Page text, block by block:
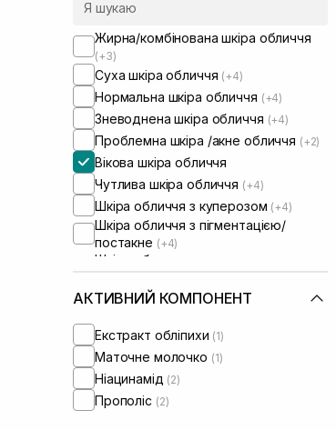
Жирна/комбінована шкіра обличчя
(+3)
Суха шкіра обличчя (+4)
Нормальна шкіра обличчя (+4)
Зневоднена шкіра обличчя (+4)
Проблемна шкіра /акне обличчя (+2)
Вікова шкіра обличчя
Чутлива шкіра обличчя (+4)
Шкіра обличчя з куперозом (+4)
Шкіра обличчя з пігментацією/
постакне (+4)
Шкіра обличчя з порушеним
барʼєром
Шкіра обличчя з порушеним
АКТИВНИЙ КОМПОНЕНТ
Екстракт обліпихи (1)
Маточне молочко (1)
Ніацинамід (2)
Прополіс (2)